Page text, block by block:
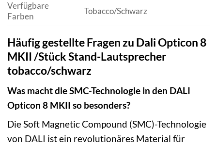
Verfügbare
Farben
Tobacco/Schwarz
Häufig gestellte Fragen zu Dali Opticon 8
MKII /Stück Stand-Lautsprecher
tobacco/schwarz
Was macht die SMC-Technologie in den DALI
Opticon 8 MKII so besonders?
Die Soft Magnetic Compound (SMC)-Technologie
von DALI ist ein revolutionäres Material für